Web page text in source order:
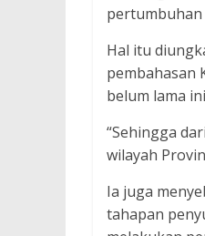
Hal itu
pembahasan
belum lama
“Sehingga
wilayah
Ia juga
tahapan